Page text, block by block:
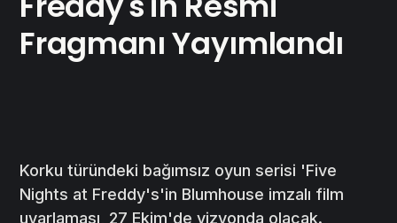
Fragmanı Yayımlandı
Korku türündeki bağımsız oyun serisi 'Five
Nights at Freddy's'in Blumhouse imzalı film
uyarlaması, 27 Ekim'de vizyonda olacak.